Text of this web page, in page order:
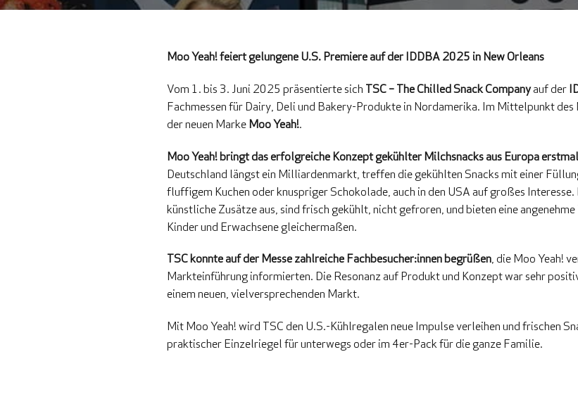
Moo Yeah! feiert gelungene U.S. Premiere auf der IDDBA 2025 in New Orleans
Vom 1. bis 3. Juni 2025 präsentierte sich TSC – The Chilled Snack Companyauf der
Fachmessen für Dairy, Deli und Bakery-Produkte in Nordamerika. Im Mittelpunkt
der neuen Marke Moo Yeah!.
Moo Yeah! bringt das erfolgreiche Konzept gekühlter Milchsnacks aus Europa
Deutschland längst ein Milliardenmarkt, treffen die gekühlten Snacks mit einer
fluffigem Kuchen oder knuspriger Schokolade, auch in den USA auf großes
künstliche Zusätze aus, sind frisch gekühlt, nicht gefroren, und bieten eine
Kinder und Erwachsene gleichermaßen.
TSC konnte auf der Messe zahlreiche Fachbesucher:innen begrüßen, die Moo Yeah!
Markteinführung informierten. Die Resonanz auf Produkt und Konzept war sehr
einem neuen, vielversprechenden Markt.
Mit Moo Yeah! wird TSC den U.S.-Kühlregalen neue Impulse verleihen und frischen
praktischer Einzelriegel für unterwegs oder im 4er-Pack für die ganze Familie.